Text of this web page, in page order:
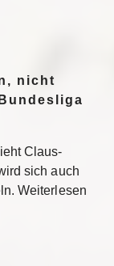
nicht
Claus-
sich auch
Weiterlesen